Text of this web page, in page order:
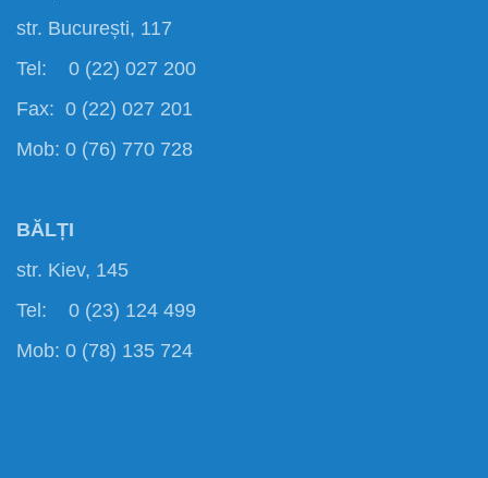
str. București, 117
Tel: 0 (22) 027 200
Fax: 0 (22) 027 201
Mob: 0 (76) 770 728
BĂLȚI
str. Kiev, 145
Tel: 0 (23) 124 499
Mob: 0 (78) 135 724